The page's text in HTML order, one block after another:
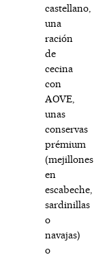
castellano,
una
ración
de
cecina
con
AOVE,
unas
conservas
prémium
(mejillones
en
escabeche,
sardinillas
o
navajas)
o